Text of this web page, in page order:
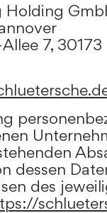
Holding
7,
dessen
des